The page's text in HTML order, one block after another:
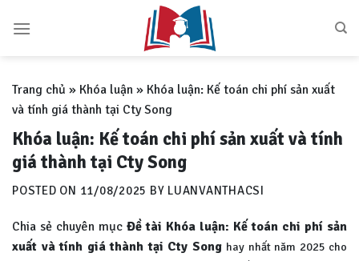
Trang chủ » Khóa luận » Khóa luận: Kế toán chi phí sản xuất
và tính giá thành tại Cty Song
Khóa luận: Kế toán chi phí sản xuất và tính
giá thành tại Cty Song
POSTED ON 11/08/2025 BY LUANVANTHACSI
Chia sẻ chuyên mục Đề tài Khóa luận: Kế toán chi phí sản
xuất và tính giá thành tại Cty Song hay nhất năm 2025 cho